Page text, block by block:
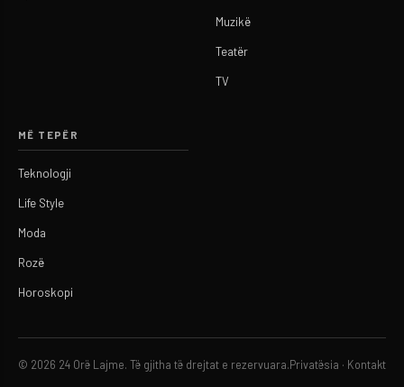
Muzikë
Teatër
TV
MË TEPËR
Teknologji
Life Style
Moda
Rozë
Horoskopi
© 2026 24 Orë Lajme. Të gjitha të drejtat e rezervuara. Privatësia · Kontakt